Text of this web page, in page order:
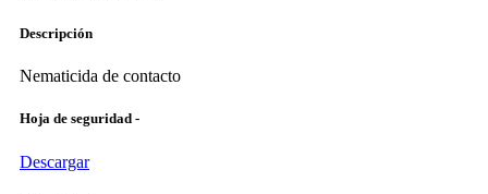
Descripción
Nematicida de contacto
Hoja de seguridad -
Descargar